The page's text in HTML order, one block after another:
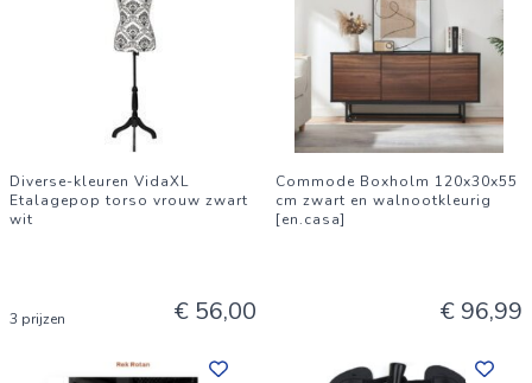
Diverse-kleuren VidaXL
Etalagepop torso vrouw zwart
wit
3 prijzen € 56,00
Commode Boxholm 120x30x55
cm zwart en walnootkleurig
[en.casa]
€ 96,99